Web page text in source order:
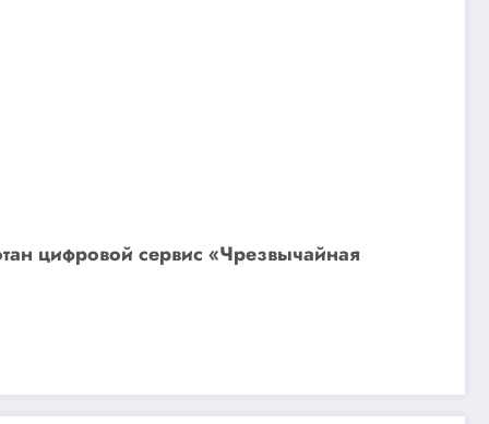
цифровой сервис «Чрезвычайная